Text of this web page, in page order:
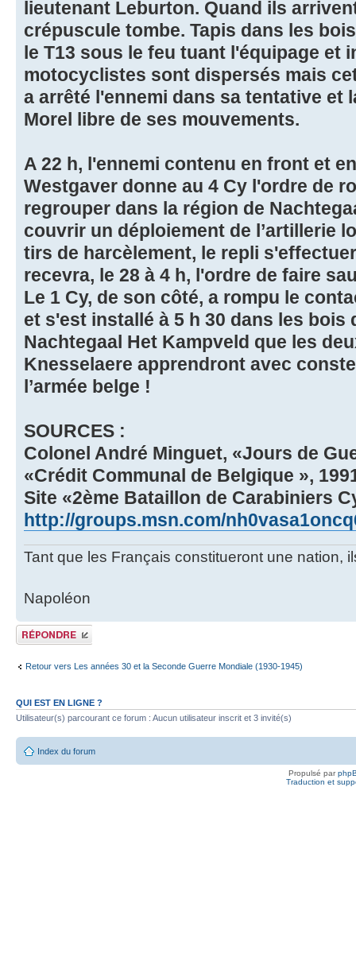
lieutenant Leburton. Quand ils
crépuscule tombe. Tapis dans les
le T13 sous le feu tuant l'équipage et
motocyclistes sont dispersés mais
a arrêté l'ennemi dans sa tentative et
Morel libre de ses mouvements.
A 22 h, l'ennemi contenu en front et
Westgaver donne au 4 Cy l'ordre de
regrouper dans la région de
couvrir un déploiement de l’artillerie
tirs de harcèlement, le repli
recevra, le 28 à 4 h, l'ordre de faire
Le 1 Cy, de son côté, a rompu le
et s'est installé à 5 h 30 dans les bois
Nachtegaal Het Kampveld que les
Knesselaere apprendront avec
l’armée belge !
SOURCES :
Colonel André Minguet, «Jours de
«Crédit Communal de Belgique »,
Site «2ème Bataillon de Carabiniers
http://groups.msn.com/
Tant que les Français constitueront une nation,
Napoléon
Publier une
réponse
Retour vers Les années 30 et la Seconde Guerre Mondiale (1930-1945)
QUI EST EN LIGNE ?
Utilisateur(s) parcourant ce forum : Aucun utilisateur inscrit et 3 invité(s)
Index du forum
Propulsé par
Traduction et